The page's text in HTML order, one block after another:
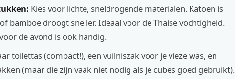
Kies voor lichte, sneldrogende materialen. Katoen is
bamboe droogt sneller. Ideaal voor de Thaise vochtigheid.
de avond is ook handig.
toilettas (compact!), een vuilniszak voor je vieze was, en
(maar die zijn vaak niet nodig als je cubes goed gebruikt).